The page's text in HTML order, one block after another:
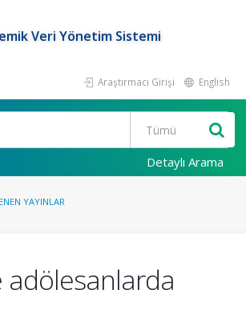
Veri Yönetim Sistemi
Araştırmacı Girişi English
Detaylı Arama
YAYINLAR
adölesanlarda